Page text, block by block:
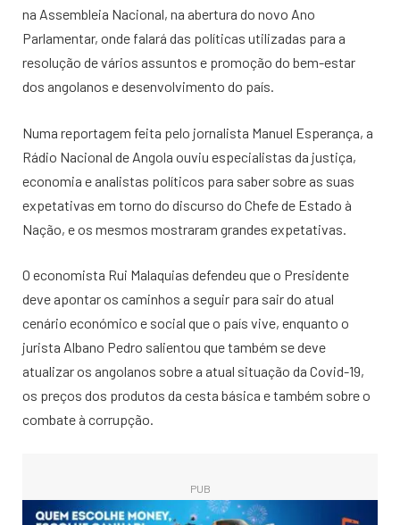
na Assembleia Nacional, na abertura do novo Ano
Parlamentar, onde falará das políticas utilizadas para a
resolução de vários assuntos e promoção do bem-estar
dos angolanos e desenvolvimento do país.
Numa reportagem feita pelo jornalista Manuel Esperança, a
Rádio Nacional de Angola ouviu especialistas da justiça,
economia e analistas políticos para saber sobre as suas
expetativas em torno do discurso do Chefe de Estado à
Nação, e os mesmos mostraram grandes expetativas.
O economista Rui Malaquias defendeu que o Presidente
deve apontar os caminhos a seguir para sair do atual
cenário económico e social que o país vive, enquanto o
jurista Albano Pedro salientou que também se deve
atualizar os angolanos sobre a atual situação da Covid-19,
os preços dos produtos da cesta básica e também sobre o
combate à corrupção.
PUB